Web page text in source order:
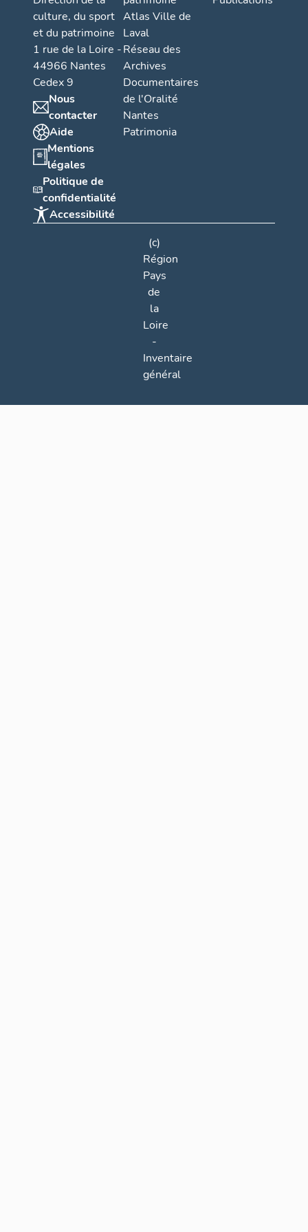
culture, du sport
et du patrimoine
1 rue de la Loire -
44966 Nantes
Cedex 9
Nous
contacter
Aide
Mentions
légales
Politique de
confidentialité
Accessibilité
Atlas Ville de
Laval
Réseau des
Archives
Documentaires
de l'Oralité
Nantes
Patrimonia
(c)
Région
Pays
de
la
Loire
-
Inventaire
général